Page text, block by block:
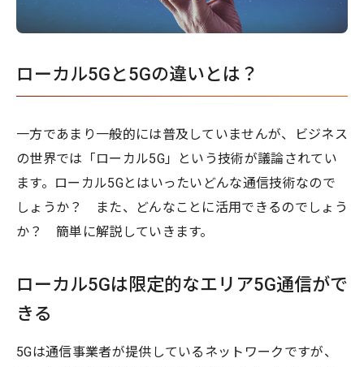
ローカル5Gと5Gの違いとは？
一方であまり一般的には普及していませんが、ビジネス
の世界では「ローカル5G」という技術が議論されてい
ます。ローカル5Gとはいったいどんな通信技術なので
しょうか？ また、どんなことに活用できるのでしょう
か？ 簡単に解説していきます。
ローカル5Gは限定的なエリア5G通信がで
きる
5Gは通信事業者が提供しているネットワークですが、